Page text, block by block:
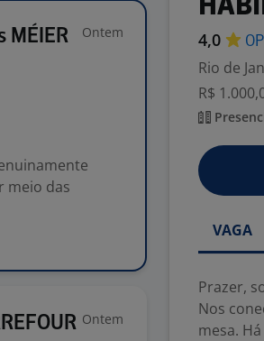
MÉIER Ontem
meio das
Ontem
4,0
Rio de
R$
VAGA
Prazer,
Nos
mesa.